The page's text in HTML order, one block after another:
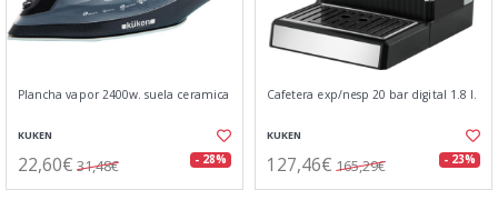
Plancha vapor 2400w. suela ceramica
KUKEN
22,60€ 31,48€ - 28%
Cafetera exp/nesp 20 bar digital 1.8 l.
KUKEN
127,46€ 165,29€ - 23%